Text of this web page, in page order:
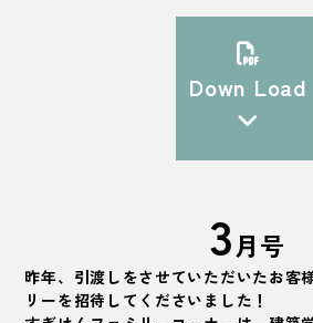
Down Load
3月号
昨年、引渡しをさせていただいたお客
リーを招待してくださいました！